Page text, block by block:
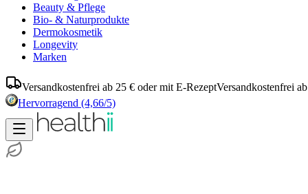
Beauty & Pflege
Bio- & Naturprodukte
Dermokosmetik
Longevity
Marken
Versandkostenfrei ab 25 € oder mit E-RezeptVersandkostenfrei
Hervorragend (4,66/5)